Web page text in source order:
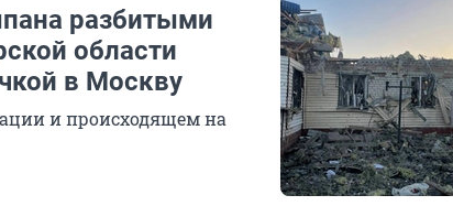
разбитыми
области
в Москву
и происходящем на